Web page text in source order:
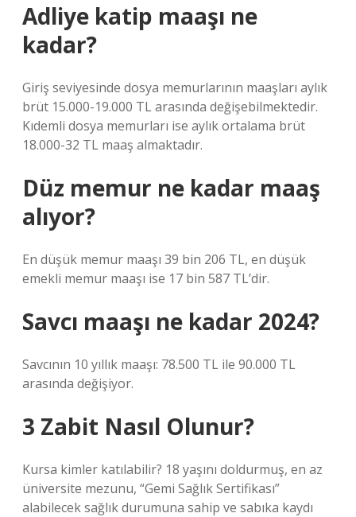
Adliye katip maaşı ne
kadar?
Giriş seviyesinde dosya memurlarının maaşları aylık
brüt 15.000-19.000 TL arasında değişebilmektedir.
Kıdemli dosya memurları ise aylık ortalama brüt
18.000-32 TL maaş almaktadır.
Düz memur ne kadar maaş
alıyor?
En düşük memur maaşı 39 bin 206 TL, en düşük
emekli memur maaşı ise 17 bin 587 TL’dir.
Savcı maaşı ne kadar 2024?
Savcının 10 yıllık maaşı: 78.500 TL ile 90.000 TL
arasında değişiyor.
3 Zabit Nasıl Olunur?
Kursa kimler katılabilir? 18 yaşını doldurmuş, en az
üniversite mezunu, “Gemi Sağlık Sertifikası”
alabilecek sağlık durumuna sahip ve sabıka kaydı